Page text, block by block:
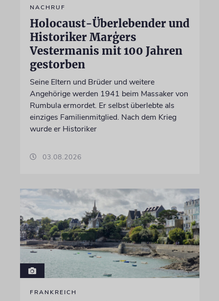
NACHRUF
Holocaust-Überlebender und
Historiker Marģers
Vestermanis mit 100 Jahren
gestorben
Seine Eltern und Brüder und weitere
Angehörige werden 1941 beim Massaker von
Rumbula ermordet. Er selbst überlebte als
einziges Familienmitglied. Nach dem Krieg
wurde er Historiker
03.08.2026
FRANKREICH